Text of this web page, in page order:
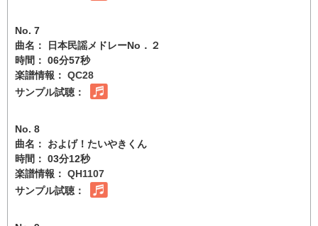
No. 7
曲名： 日本民謡メドレーNo．２
時間： 06分57秒
楽譜情報： QC28
サンプル試聴：
No. 8
曲名： およげ！たいやきくん
時間： 03分12秒
楽譜情報： QH1107
サンプル試聴：